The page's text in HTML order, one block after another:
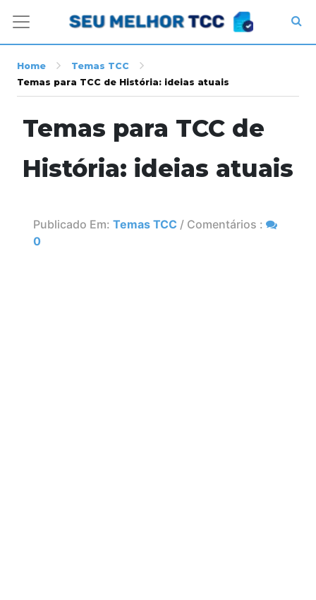
Home
Temas TCC
Temas para TCC de História: ideias atuais
Temas para TCC de
História: ideias atuais
Publicado Em: Temas TCC / Comentários :
0